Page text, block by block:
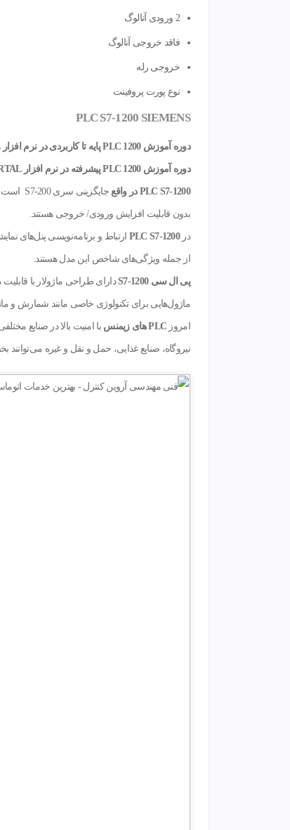
2 ورودی آنالوگ
فاقد خروجی آنالوگ
خروجی رله
نوع پورت پروفینت
PLC S7-1200‌ SIEMENS
دوره آموزش PLC 1200 پایه تا کاربردی در نرم افزار TIA PORTAL
دوره آموزش PLC 1200 پیشرفته در نرم افزار TIA PORTAL
PLC S7-1200 در واقع
بدون قابلیت افزایش ورودی/ خروجی هستند.
درPLC S7-1200
از جمله ویژگی‌های شاخص این مدل هستند.
پی ال سی S7-1200 دارای طراحی ماژولار با
ماژول‌هایی برای تکنولوژی خاصی مانند شمارش و
امروز PLC های زیمنس با امنیت بالا در صنایع
نیروگاه، صنایع غذایی، حمل و نقل و غیره می‌توانند